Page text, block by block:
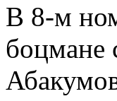
В 8-м
боцмане